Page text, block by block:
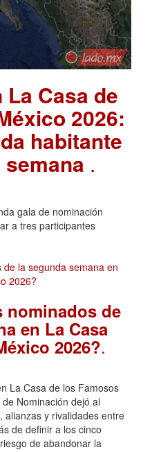
Casa de
2026:
habitante
.
gala de nominación
a tres participantes
nominados de
en La Casa
2026?.
La Casa de los Famosos
Nominación dejó al
alianzas y rivalidades entre
de definir a los cinco
de abandonar la